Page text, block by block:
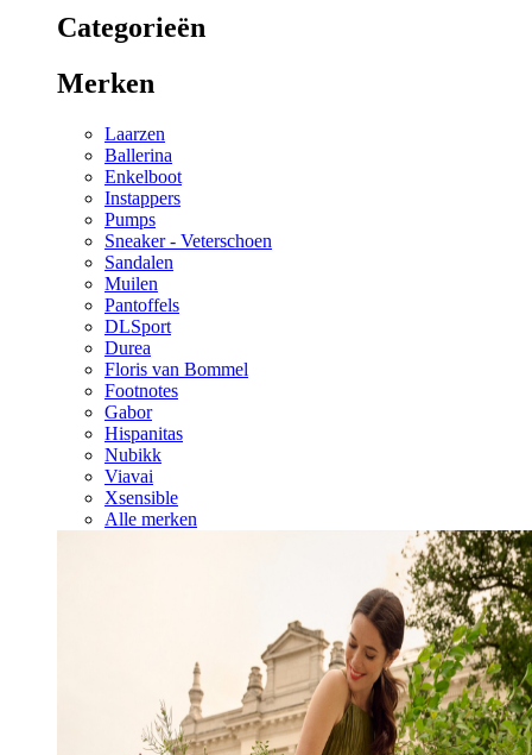
Categorieën
Merken
Laarzen
Ballerina
Enkelboot
Instappers
Pumps
Sneaker - Veterschoen
Sandalen
Muilen
Pantoffels
DLSport
Durea
Floris van Bommel
Footnotes
Gabor
Hispanitas
Nubikk
Viavai
Xsensible
Alle merken